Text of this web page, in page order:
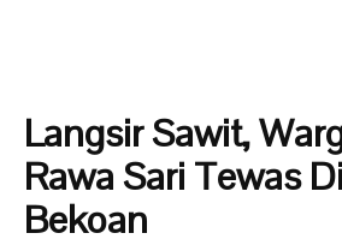
Langsir Sawit,
Rawa Sari Tewas
Bekoan